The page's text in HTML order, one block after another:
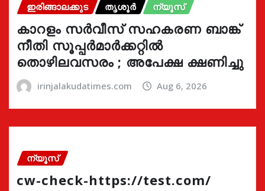
ഇരിങ്ങാലക്കുട തൃശൂർ ന്യൂസ്
കാറളം സർവീസ് സഹകരണ ബാങ്ക്
നീതി സൂപ്പർമാർക്കറ്റിൽ
തൊഴിലവസരം ; അപേക്ഷ ക്ഷണിച്ചു
irinjalakudatimes.com Aug 6, 2026
ന്യൂസ്
cw-check-https://test.com/